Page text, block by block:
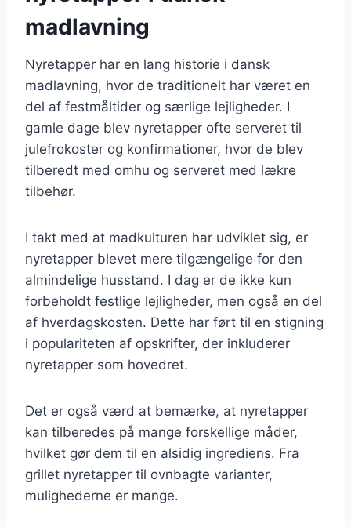
madlavning
Nyretapper har en lang historie i dansk
madlavning, hvor de traditionelt har været en
del af festmåltider og særlige lejligheder. I
gamle dage blev nyretapper ofte serveret til
julefrokoster og konfirmationer, hvor de blev
tilberedt med omhu og serveret med lækre
tilbehør.
I takt med at madkulturen har udviklet sig, er
nyretapper blevet mere tilgængelige for den
almindelige husstand. I dag er de ikke kun
forbeholdt festlige lejligheder, men også en del
af hverdagskosten. Dette har ført til en stigning
i populariteten af opskrifter, der inkluderer
nyretapper som hovedret.
Det er også værd at bemærke, at nyretapper
kan tilberedes på mange forskellige måder,
hvilket gør dem til en alsidig ingrediens. Fra
grillet nyretapper til ovnbagte varianter,
mulighederne er mange.